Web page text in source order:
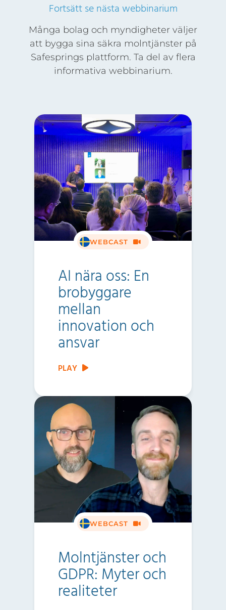
Fortsätt se nästa webbinarium
Många bolag och myndigheter väljer
att bygga sina säkra molntjänster på
Safesprings plattform. Ta del av flera
informativa webbinarium.
WEBCAST
AI nära oss: En
brobyggare
mellan
innovation och
ansvar
PLAY
WEBCAST
Molntjänster och
GDPR: Myter och
realiteter